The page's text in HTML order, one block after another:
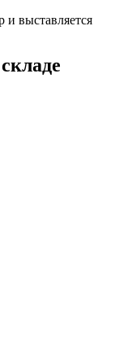
выставляется